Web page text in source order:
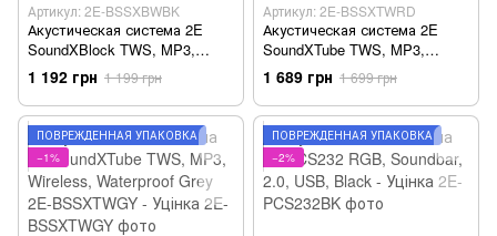
Артикул: 2E-BSSXBWBK
Акустическая система 2E
SoundXBlock TWS, MP3,
Wireless, Waterproof Black 2E-
BSSXBWBK - Уцінка
1 192 грн 1 199 грн
Артикул: 2E-BSSXTWRD
Акустическая система 2E
SoundXTube TWS, MP3,
Wireless, Waterproof Red 2E-
BSSXTWRD - Уцінка
1 689 грн 1 699 грн
ПОВРЕЖДЁННАЯ УПАКОВКА
−1%
ПОВРЕЖДЁННАЯ УПАКОВКА
−2%